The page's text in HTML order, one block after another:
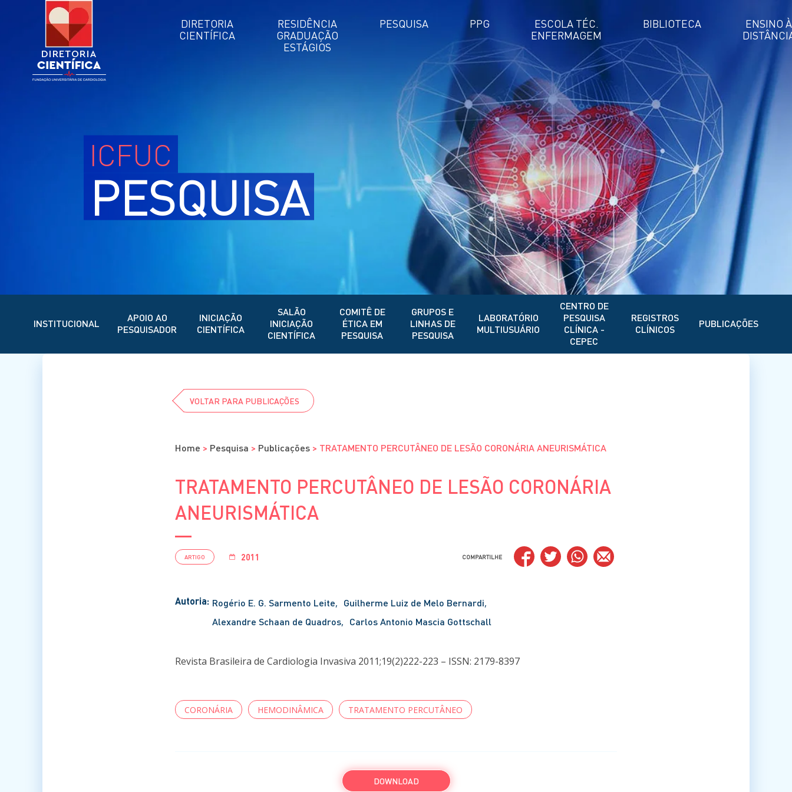
DIRETORIA
CIENTÍFICA
RESIDÊNCIA
GRADUAÇÃO
ESTÁGIOS
PESQUISA PPG
ESCOLA TÉC.
ENFERMAGEM
BIBLIOTECA
ENSINO À
ICFUC
PESQUISA
INSTITUCIONAL
APOIO AO
PESQUISADOR
INICIAÇÃO
CIENTÍFICA
SALÃO
INICIAÇÃO
CIENTÍFICA
COMITÊ DE
ÉTICA EM
PESQUISA
GRUPOS E
LINHAS DE
PESQUISA
LABORATÓRIO
MULTIUSUÁRIO
CENTRO DE
PESQUISA
CLÍNICA -
CEPEC
REGISTROS
CLÍNICOS
PUBLICAÇÕES
VOLTAR PARA PUBLICAÇÕES
Home > Pesquisa > Publicações > TRATAMENTO PERCUTÂNEO DE LESÃO CORONÁRIA ANEURISMÁTICA
TRATAMENTO PERCUTÂNEO DE LESÃO CORONÁRIA
ANEURISMÁTICA
ARTIGO 2011 COMPARTILHE
Autoria: Rogério E. G. Sarmento Leite
Guilherme Luiz de Melo Bernardi
Alexandre Schaan de Quadros
Carlos Antonio Mascia Gottschall
Revista Brasileira de Cardiologia Invasiva 2011;19(2)222-223 – ISSN: 2179-8397
CORONÁRIA HEMODINÂMICA TRATAMENTO PERCUTÂNEO
DOWNLOAD